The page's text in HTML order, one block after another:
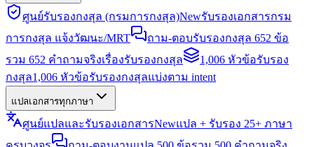
ศูนย์รับรองกงสุล (กรมการกงสุล)Newรับรองเอกสารกรม
การกงสุล แจ้งวัฒนะ/MRT
ถาม-ตอบรับรองกงสุล 652 ข้อ
รวม 652 คำถามจริงเรื่องรับรองกงสุล
1,006 หัวข้อรับรอง
กงสุล1,006 หัวข้อรับรองกงสุลแบ่งตาม intent
แปลเอกสารทุกภาษา
ศูนย์แปลและรับรองเอกสารNewแปล + รับรอง 25+ ภาษา